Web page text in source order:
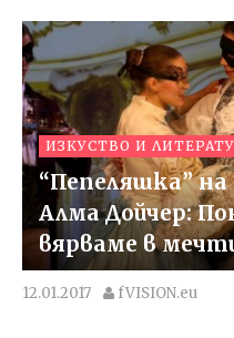
ИЗКУСТВО И
“Пепеляшка”
Алма Дойчер:
вярваме в
12.01.2017 fVISION.eu